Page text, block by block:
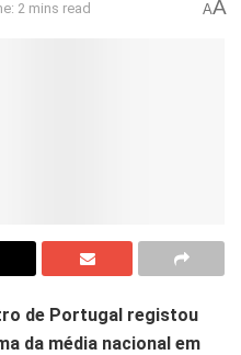
2 mins read AA
de Portugal registou
da média nacional em